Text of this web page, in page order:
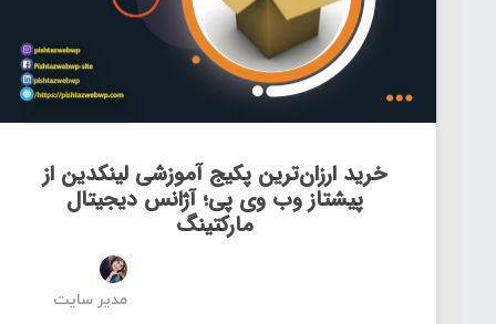
خرید ارزان‌ترین پکیج آموزشی لینکدین از
پیشتاز وب وی پی؛ آژانس دیجیتال
مارکتینگ
مدیر سایت